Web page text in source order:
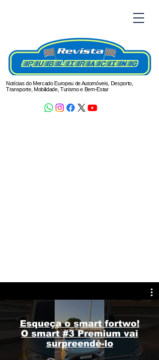
Notícias do Mercado Europeu de Automóveis, Desporto,
Transporte, Mobilidade, Turismo e Bem-Estar
Esqueça o smart fortwo!
O smart #3 Premium vai
surpreendê-lo